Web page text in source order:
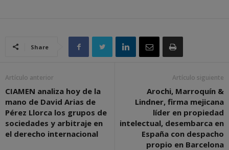
Share
Artículo anterior
CIAMEN analiza hoy de la
mano de David Arias de
Pérez Llorca los grupos de
sociedades y arbitraje en
el derecho internacional
Artículo siguiente
Arochi, Marroquín &
Lindner, firma mejicana
líder en propiedad
intelectual, desembarca en
España con despacho
propio en Barcelona